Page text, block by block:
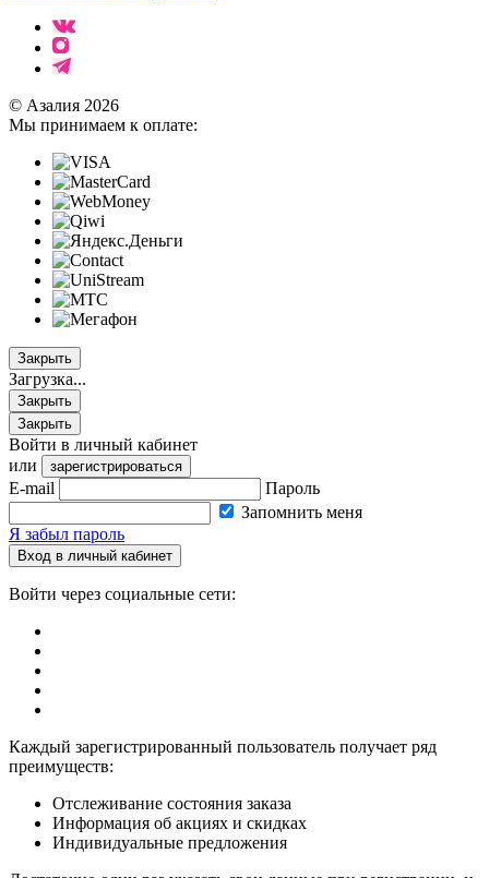
© Азалия 2026
Мы принимаем к оплате:
Закрыть
Загрузка...
Закрыть
Закрыть
Войти в личный кабинет
или
зарегистрироваться
E-mail
Пароль
Запомнить меня
Я забыл пароль
Вход в личный кабинет
Войти через социальные сети:
Каждый зарегистрированный пользователь получает ряд
преимуществ:
Отслеживание состояния заказа
Информация об акциях и скидках
Индивидуальные предложения